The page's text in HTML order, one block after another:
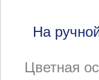
На
Цветная